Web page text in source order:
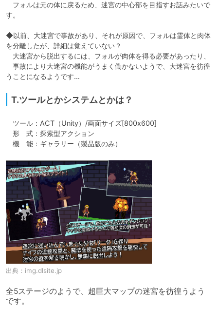
フォルは元の体に戻るため、迷宮の中心部を目指すお話みたいで
す。
◆以前、大迷宮で事故があり、それが原因で、フォルは霊体と肉体
を分離したが、詳細は覚えていない？
大迷宮から脱出するには、フォルが肉体を得る必要があったり、
事故により大迷宮の機能がうまく働かないようで、大迷宮を彷徨
うことになるようです…
T.ツールとかシステムとかは？
ツール：ACT（Unity）/画面サイズ[800x600]
形　式：探索型アクション
機　能：ギャラリー（製品版のみ）
出典： img.dlsite.jp
全5ステージのようで、超巨大マップの迷宮を彷徨うよう
です。